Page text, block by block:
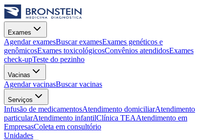
Exames
Agendar examesBuscar examesExames genéticos e
genômicosExames toxicológicosConvênios atendidosExames
check-upTeste do pezinho
Vacinas
Agendar vacinasBuscar vacinas
Serviços
Infusão de medicamentosAtendimento domiciliarAtendimento
particularAtendimento infantilClínica TEAAtendimento em
EmpresasColeta em consultório
Unidades